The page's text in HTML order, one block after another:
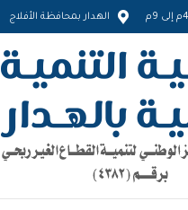
الهدار بمحافظة الأفلاج
تعرف على الجمعية الحوكمة